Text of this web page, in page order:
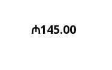
₼145.00